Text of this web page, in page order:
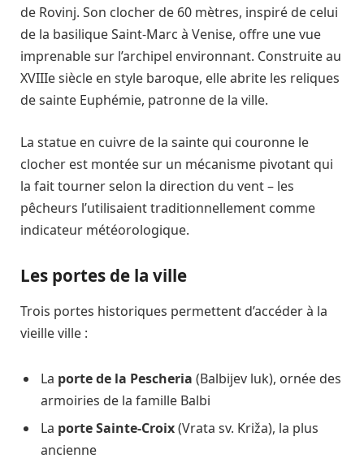
de Rovinj. Son clocher de 60 mètres, inspiré de celui
de la basilique Saint-Marc à Venise, offre une vue
imprenable sur l’archipel environnant. Construite au
XVIIIe siècle en style baroque, elle abrite les reliques
de sainte Euphémie, patronne de la ville.
La statue en cuivre de la sainte qui couronne le
clocher est montée sur un mécanisme pivotant qui
la fait tourner selon la direction du vent – les
pêcheurs l’utilisaient traditionnellement comme
indicateur météorologique.
Les portes de la ville
Trois portes historiques permettent d’accéder à la
vieille ville :
La porte de la Pescheria (Balbijev luk), ornée des
armoiries de la famille Balbi
La porte Sainte-Croix(Vrata sv. Križa), la plus
ancienne